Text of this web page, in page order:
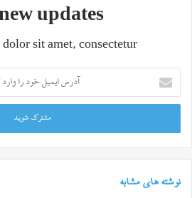
updates!
sit amet, consectetur.
ایمیل
خود
وارد
کنید
نوشته های مشابه